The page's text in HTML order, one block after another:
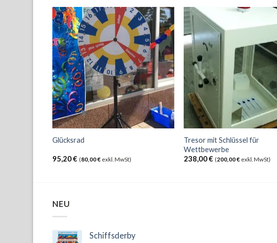
Glücksrad
95,20€ (80,00€ exkl. MwSt)
Tresor mit Schlüssel für
Wettbewerbe
238,00€ (200,00€ exkl. MwSt)
NEU
Schiffsderby